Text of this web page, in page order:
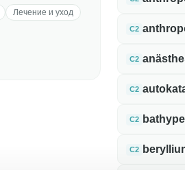
Лечение и уход
C2
C2
C2
C2
C2